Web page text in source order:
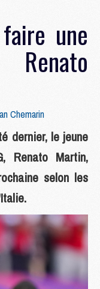
une
Renato
Chemarin
dernier, le jeune
Renato Martin,
selon les